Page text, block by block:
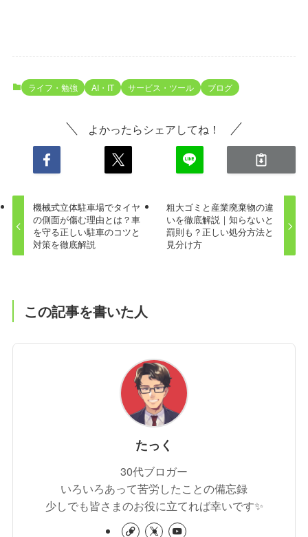
ライフ・勉強 AI・IT サービス・ツール ブログ
よかったらシェアしてね！
機械式立体駐車場でタイヤ
の側面が傷む理由とは？車
を守る正しい駐車のコツと
対策を徹底解説
粗大ゴミと産業廃棄物の違
いを徹底解説｜知らないと
罰則も？正しい処分方法と
見分け方
この記事を書いた人
たっく
30代ブロガー
いろいろあって苦労したことの備忘録
少しでも皆さまのお役に立てれば幸いです✨